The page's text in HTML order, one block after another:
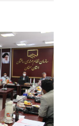
View
Larger
Image